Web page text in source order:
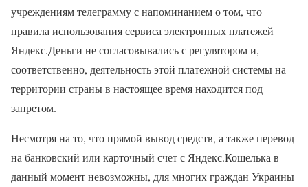
учреждениям телеграмму с напоминанием о том, что
правила использования сервиса электронных платежей
Яндекс.Деньги не согласовывались с регулятором и,
соответственно, деятельность этой платежной системы на
территории страны в настоящее время находится под
запретом.
Несмотря на то, что прямой вывод средств, а также перевод
на банковский или карточный счет с Яндекс.Кошелька в
данный момент невозможны, для многих граждан Украины